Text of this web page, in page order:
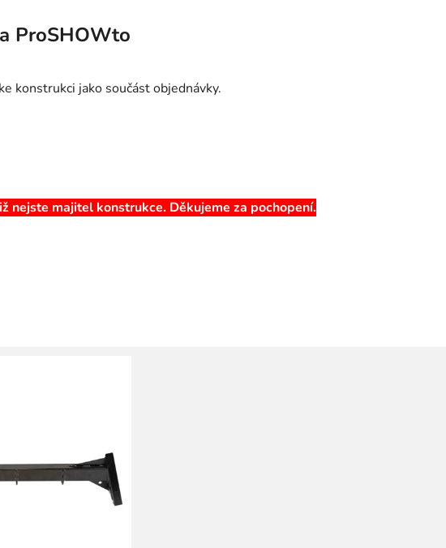
ProSHOWto
konstrukci jako součást objednávky.
nejste majitel konstrukce. Děkujeme za pochopení.